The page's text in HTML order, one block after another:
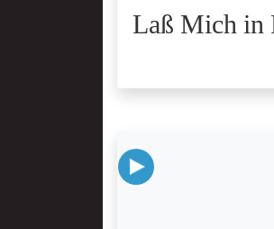
Laß Mich in